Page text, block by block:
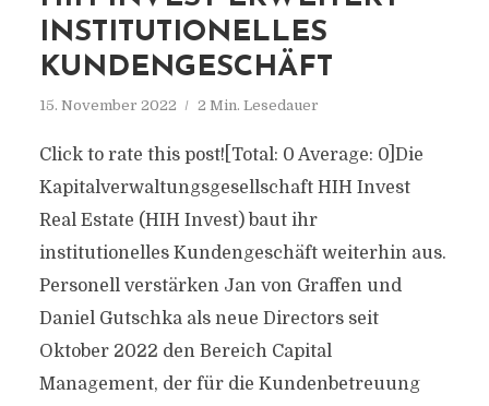
INSTITUTIONELLES
KUNDENGESCHÄFT
15. November 2022 2 Min. Lesedauer
Click to rate this post![Total: 0 Average: 0]Die
Kapitalverwaltungsgesellschaft HIH Invest
Real Estate (HIH Invest) baut ihr
institutionelles Kundengeschäft weiterhin aus.
Personell verstärken Jan von Graffen und
Daniel Gutschka als neue Directors seit
Oktober 2022 den Bereich Capital
Management, der für die Kundenbetreuung